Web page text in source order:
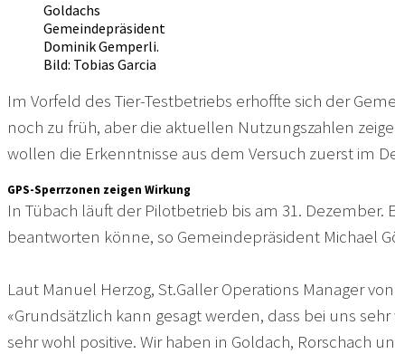
Goldachs
Gemeindepräsident
Dominik Gemperli.
Bild: Tobias Garcia
Im Vorfeld des Tier-Testbetriebs erhoffte sich der
noch zu früh, aber die aktuellen Nutzungszahlen
wollen die Erkenntnisse aus dem Versuch zuerst im
GPS-Sperrzonen zeigen Wirkung
In Tübach läuft der Pilotbetrieb bis am 31.
beantworten könne, so Gemeindepräsident Michael
Laut Manuel Herzog, St.Galler Operations Manager
«Grundsätzlich kann gesagt werden, dass bei uns
sehr wohl positive. Wir haben in Goldach, Rorschach